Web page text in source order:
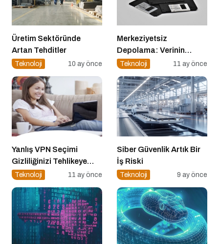
Üretim Sektöründe
Artan Tehditler
Teknoloji 10 ay önce
Merkeziyetsiz
Depolama: Verinin
Geleceği Web3 ile
Teknoloji 11 ay önce
Yanlış VPN Seçimi
Gizliliğinizi Tehlikeye
Atabilir
Teknoloji 11 ay önce
Siber Güvenlik Artık Bir
İş Riski
Teknoloji 9 ay önce